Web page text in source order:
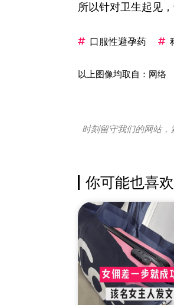
所以针对卫生起见
口服性避孕药
以上图像均取自：网络
时刻留守我们的网站
你可能也喜欢